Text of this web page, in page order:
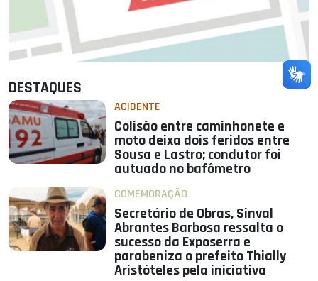
DESTAQUES
ACIDENTE
Colisão entre caminhonete e
moto deixa dois feridos entre
Sousa e Lastro; condutor foi
autuado no bafômetro
COMEMORAÇÃO
Secretário de Obras, Sinval
Abrantes Barbosa ressalta o
sucesso da Exposerra e
parabeniza o prefeito Thially
Aristóteles pela iniciativa